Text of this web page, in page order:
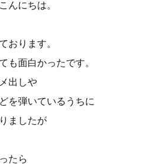
んにちは。
おります。
も面白かったです。
出しや
を弾いているうちに
ましたが
たら